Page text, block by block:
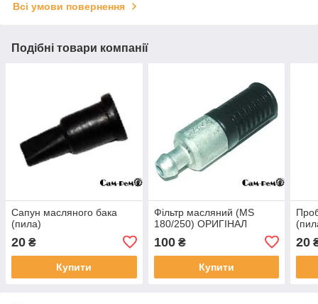
Всі умови повернення
Подібні товари компанії
Сапун масляного бака
(пила)
20 ₴
Купити
Фільтр масляний (MS
180/250) ОРИГІНАЛ
100₴
Купити
20